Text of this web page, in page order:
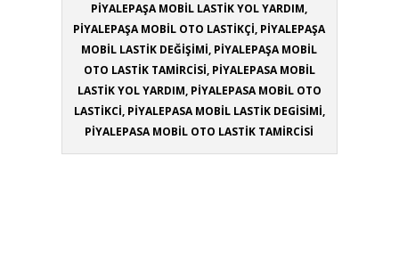
PİYALEPAŞA MOBİL LASTİK YOL YARDIM,
PİYALEPAŞA MOBİL OTO LASTİKÇİ, PİYALEPAŞA
MOBİL LASTİK DEĞİŞİMİ, PİYALEPAŞA MOBİL
OTO LASTİK TAMİRCİSİ, PİYALEPASA MOBİL
LASTİK YOL YARDIM, PİYALEPASA MOBİL OTO
LASTİKCİ, PİYALEPASA MOBİL LASTİK DEGİSİMİ,
PİYALEPASA MOBİL OTO LASTİK TAMİRCİSİ